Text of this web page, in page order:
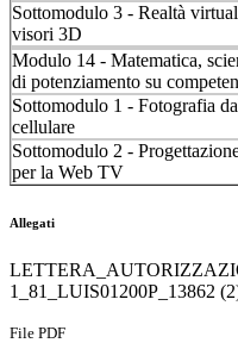
Sottomodulo 3 - Realtà
visori 3D
Modulo 14 - Matematica,
di potenziamento su
Sottomodulo 1 - Fotografia
cellulare
Sottomodulo 2 -
per la Web TV
Allegati
1_81_LUIS01200P_13862
File PDF